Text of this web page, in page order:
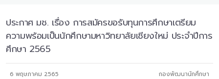
ประกาศ มช. เรื่อง การสมัครขอรับทุนการศึกษาเตรียม
ความพร้อมเป็นนักศึกษามหาวิทยาลัยเชียงใหม่ ประจำปีการ
ศึกษา 2565
6 พฤษภาคม 2565 กองพัฒนานักศึกษา